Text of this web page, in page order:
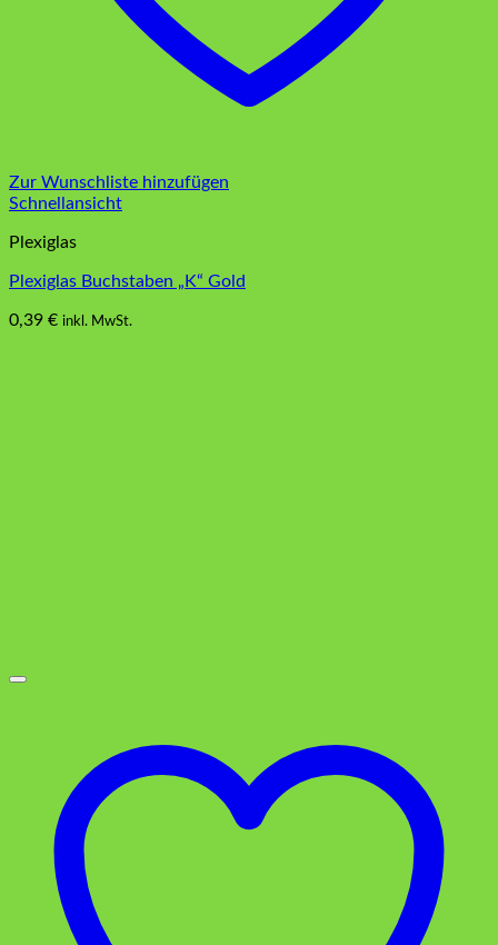
Zur Wunschliste hinzufügen
Schnellansicht
Plexiglas
Plexiglas Buchstaben „K“ Gold
0,39 € inkl. MwSt.